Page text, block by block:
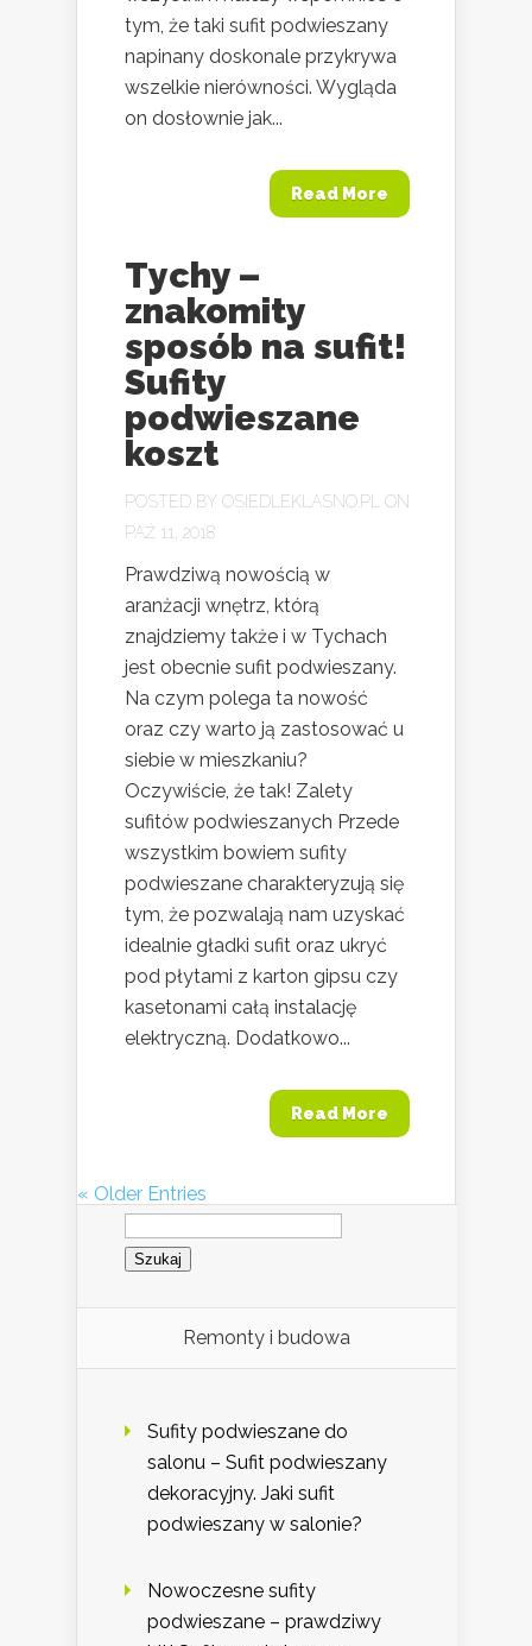
tym, że taki sufit podwieszany
napinany doskonale przykrywa
wszelkie nierówności. Wygląda
on dosłownie jak...
Read More
Tychy –
znakomity
sposób na sufit!
Sufity
podwieszane
koszt
POSTED BY OSIEDLEKLASNO.PL ON
PAŹ 11, 2018
Prawdziwą nowością w
aranżacji wnętrz, którą
znajdziemy także i w Tychach
jest obecnie sufit podwieszany.
Na czym polega ta nowość
oraz czy warto ją zastosować u
siebie w mieszkaniu?
Oczywiście, że tak! Zalety
sufitów podwieszanych Przede
wszystkim bowiem sufity
podwieszane charakteryzują się
tym, że pozwalają nam uzyskać
idealnie gładki sufit oraz ukryć
pod płytami z karton gipsu czy
kasetonami całą instalację
elektryczną. Dodatkowo...
Read More
« Older Entries
Szukaj:
Remonty i budowa
Sufity podwieszane do
salonu – Sufit podwieszany
dekoracyjny. Jaki sufit
podwieszany w salonie?
Nowoczesne sufity
podwieszane – prawdziwy